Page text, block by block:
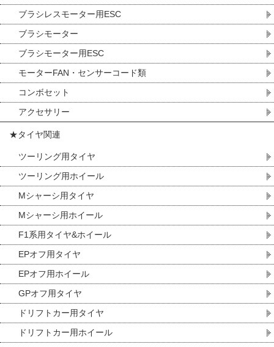
ブラシレスモーター用ESC
ブラシモーター
ブラシモーター用ESC
モーターFAN・センサーコード類
コンボセット
アクセサリー
★タイヤ関連
ツーリング用タイヤ
ツーリング用ホイール
Mシャーシ用タイヤ
Mシャーシ用ホイール
F1系用タイヤ&ホイール
EPオフ用タイヤ
EPオフ用ホイール
GPオフ用タイヤ
ドリフトカー用タイヤ
ドリフトカー用ホイール